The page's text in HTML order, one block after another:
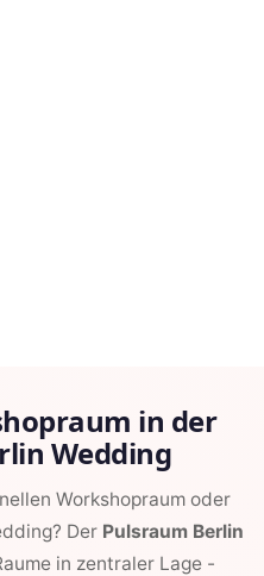
in der
Wedding
Workshopraum oder
Der Pulsraum Berlin
in zentraler Lage -